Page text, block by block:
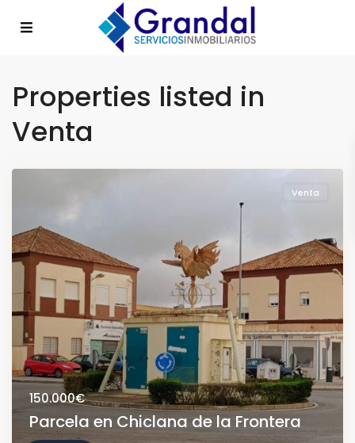
Properties listed in
Venta
Venta
150.000€
Parcela en Chiclana de la Frontera